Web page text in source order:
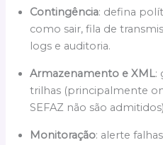
Contingência: defina
como sair, fila de
logs e auditoria.
Armazenamento e XML:
trilhas (principalmente
SEFAZ não são
Monitoração: alerte